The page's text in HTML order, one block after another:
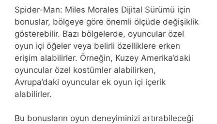
Spider-Man: Miles Morales Dijital Sürümü için
bonuslar, bölgeye göre önemli ölçüde değişiklik
gösterebilir. Bazı bölgelerde, oyuncular özel
oyun içi öğeler veya belirli özelliklere erken
erişim alabilirler. Örneğin, Kuzey Amerika’daki
oyuncular özel kostümler alabilirken,
Avrupa’daki oyuncular ek oyun içi içerik
alabilirler.
Bu bonusların oyun deneyiminizi artırabileceği